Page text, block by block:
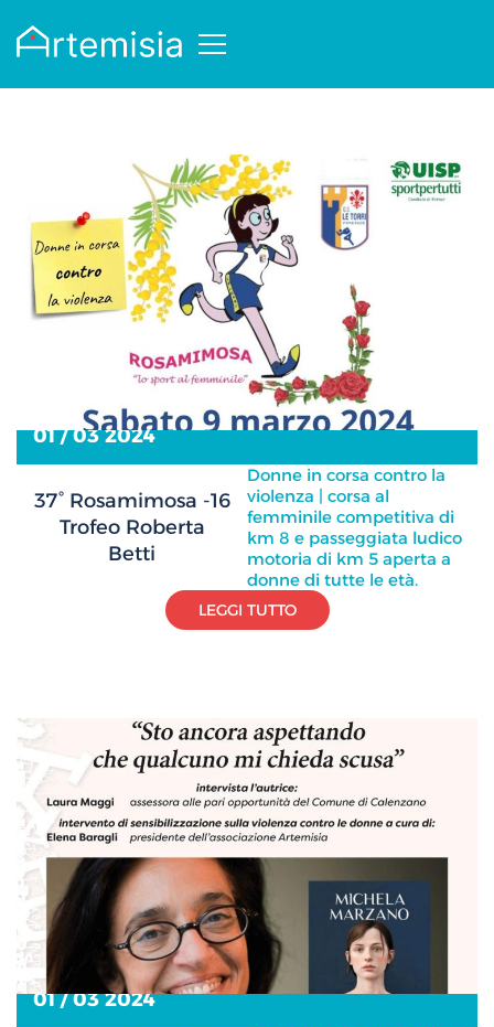
37° Rosamimosa -16
Trofeo Roberta
Betti
Donne in corsa contro la
violenza | corsa al
femminile competitiva di
km 8 e passeggiata ludico
motoria di km 5 aperta a
donne di tutte le età.
01 / 03 2024
LEGGI TUTTO
01 / 03 2024